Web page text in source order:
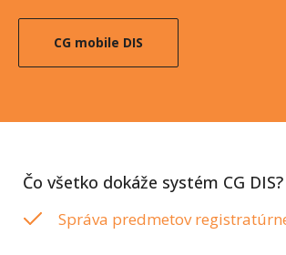
CG mobile DIS
Čo všetko dokáže systém CG DIS?
Správa predmetov